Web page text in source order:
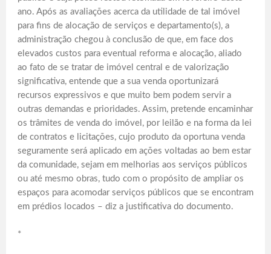
ano. Após as avaliações acerca da utilidade de tal imóvel
para fins de alocação de serviços e departamento(s), a
administração chegou à conclusão de que, em face dos
elevados custos para eventual reforma e alocação, aliado
ao fato de se tratar de imóvel central e de valorização
significativa, entende que a sua venda oportunizará
recursos expressivos e que muito bem podem servir a
outras demandas e prioridades. Assim, pretende encaminhar
os trâmites de venda do imóvel, por leilão e na forma da lei
de contratos e licitações, cujo produto da oportuna venda
seguramente será aplicado em ações voltadas ao bem estar
da comunidade, sejam em melhorias aos serviços públicos
ou até mesmo obras, tudo com o propósito de ampliar os
espaços para acomodar serviços públicos que se encontram
em prédios locados – diz a justificativa do documento.
*